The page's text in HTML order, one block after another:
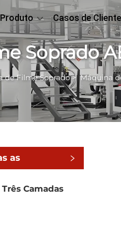
Produto Casos de
Soprado
de Filme Soprado>Máquina
as
Camadas